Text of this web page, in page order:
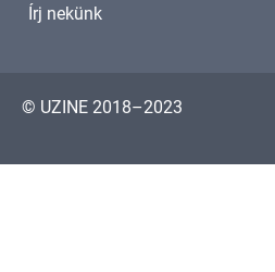
Írj nekünk
© UZINE 2018–2023